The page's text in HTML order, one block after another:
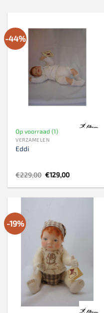
-44%
Op voorraad (1)
VERZAMELEN
Eddi
€229,00 Oorspronkelijke
prijs
was:
€129,00Huidige
is:
-19%